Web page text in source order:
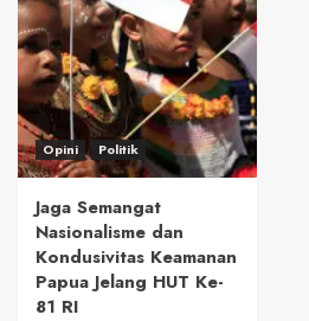
Opini Politik
Jaga Semangat
Nasionalisme dan
Kondusivitas Keamanan
Papua Jelang HUT Ke-
81 RI